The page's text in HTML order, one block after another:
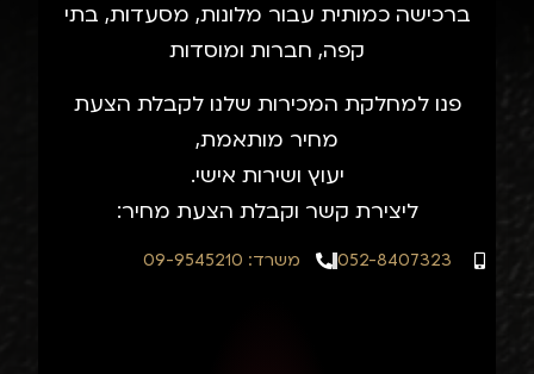
ברכישה כמותית עבור מלונות, מסעדות, בתי
קפה, חברות ומוסדות
פנו למחלקת המכירות שלנו לקבלת הצעת
מחיר מותאמת,
יעוץ ושירות אישי.
ליצירת קשר וקבלת הצעת מחיר:
052-8407323 משרד: 09-9545210